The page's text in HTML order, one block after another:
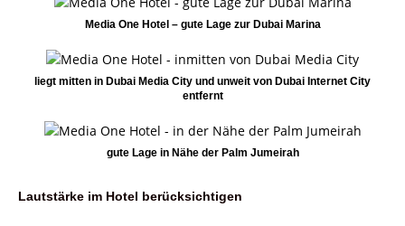
Media One Hotel – gute Lage zur Dubai Marina
liegt mitten in Dubai Media City und unweit von Dubai Internet City
entfernt
gute Lage in Nähe der Palm Jumeirah
Lautstärke im Hotel berücksichtigen